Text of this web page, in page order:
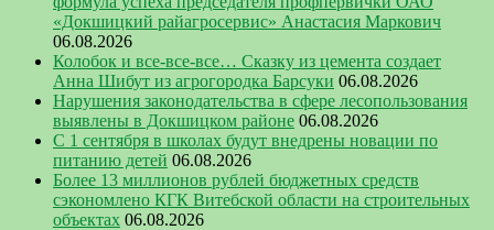
«Докшицкий райагросервис» Анастасия Маркович
06.08.2026
Колобок и все-все-все… Сказку из цемента создает
Анна Шибут из агрогородка Барсуки 06.08.2026
Нарушения законодательства в сфере лесопользования
выявлены в Докшицком районе 06.08.2026
С 1 сентября в школах будут внедрены новации по
питанию детей 06.08.2026
Более 13 миллионов рублей бюджетных средств
сэкономлено КГК Витебской области на строительных
объектах 06.08.2026